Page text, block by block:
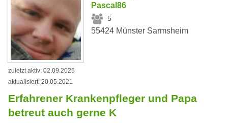
Pascal86
5
55424 Münster Sarmsheim
zuletzt aktiv: 02.09.2025
aktualisiert: 20.05.2021
Erfahrener Krankenpfleger und Papa
betreut auch gerne K